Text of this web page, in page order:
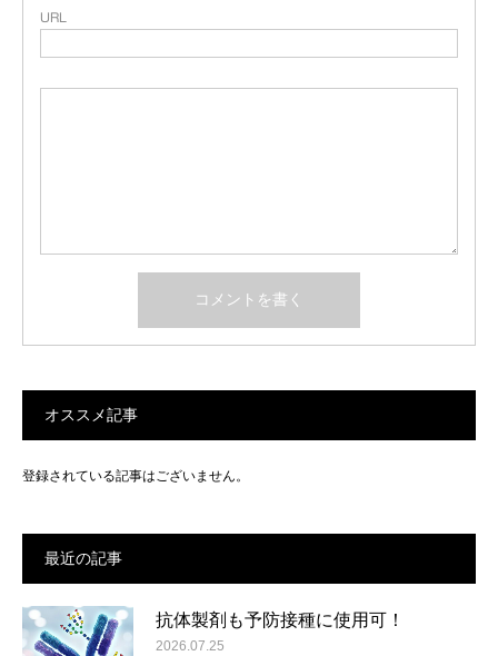
URL
オススメ記事
登録されている記事はございません。
最近の記事
抗体製剤も予防接種に使用可！
2026.07.25